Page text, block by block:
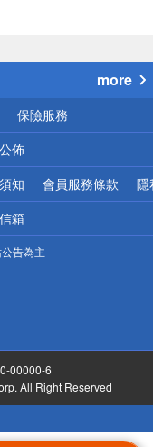
more
保險服務
佈
知 會員服務條款 隱
箱
告為主
00000-6
All Right Reserved